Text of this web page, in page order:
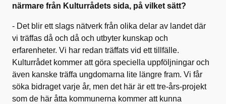
närmare från Kulturrådets sida, på vilket sätt?
- Det blir ett slags nätverk från olika delar av landet där
vi träffas då och då och utbyter kunskap och
erfarenheter. Vi har redan träffats vid ett tillfälle.
Kulturrådet kommer att göra speciella uppföljningar och
även kanske träffa ungdomarna lite längre fram. Vi får
söka bidraget varje år, men det här är ett tre-års-projekt
som de här åtta kommunerna kommer att kunna